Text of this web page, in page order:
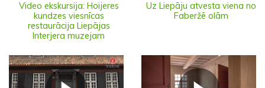
Video ekskursija: Hoijeres
kundzes viesnīcas
restaurācija Liepājas
Interjera muzejam
Uz Liepāju atvesta viena no
Faberžē olām